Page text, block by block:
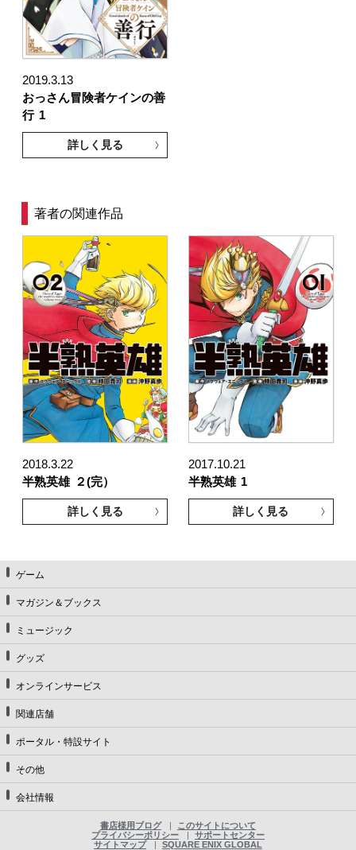
2019.3.13
おっさん冒険者ケインの善
行 1
詳しく見る
著者の関連作品
2018.3.22
半熟英雄
２(完）
詳しく見る
2017.10.21
半熟英雄 1
詳しく見る
ゲーム
マガジン＆ブックス
ミュージック
グッズ
オンラインサービス
関連店舗
ポータル・特設サイト
その他
会社情報
書店様用ブログ
このサイトについて
プライバシーポリシー
サポートセンター
サイトマップ
SQUARE ENIX GLOBAL